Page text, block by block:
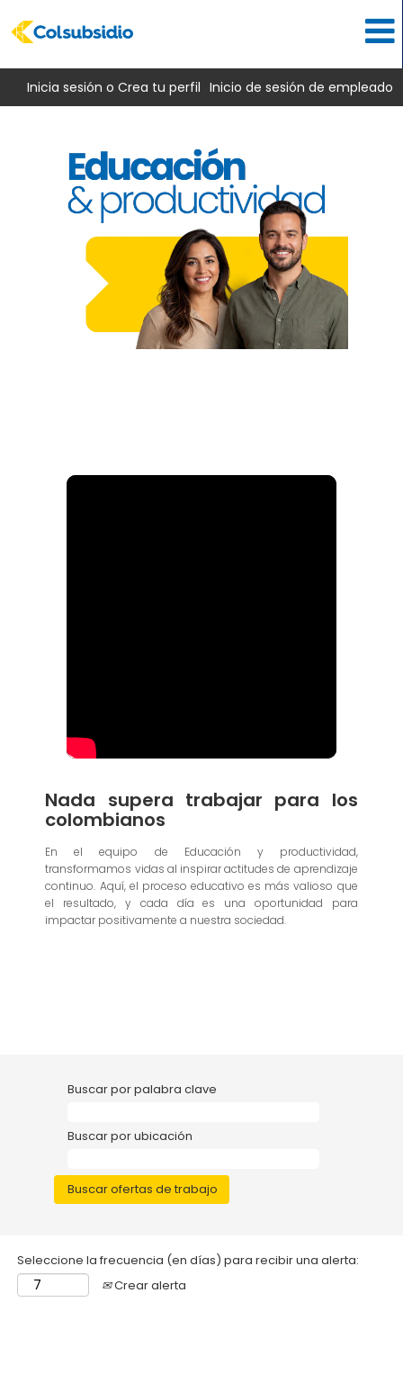
Inicia sesión o Crea tu perfil Inicio de sesión de empleado
Educación
productividad
Nada supera trabajar para los
colombianos
En el equipo de Educación y productividad,
transformamos vidas al inspirar actitudes de aprendizaje
continuo. Aquí, el proceso educativo es más valioso que
el resultado, y cada día es una oportunidad para
impactar positivamente a nuestra sociedad.
Buscar por palabra clave
Buscar por ubicación
Seleccione la frecuencia (en días) para recibir una alerta:
Crear alerta